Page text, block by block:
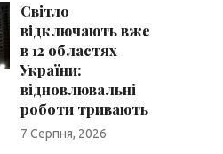
Світло
відключають вже
в 12 областях
України:
відновлювальні
роботи тривають
7 Серпня, 2026